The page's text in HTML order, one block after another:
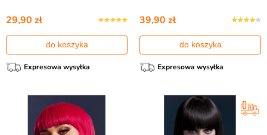
29,90 zł
do koszyka
Expresowa wysyłka
39,90 zł
do koszyka
Expresowa wysyłka